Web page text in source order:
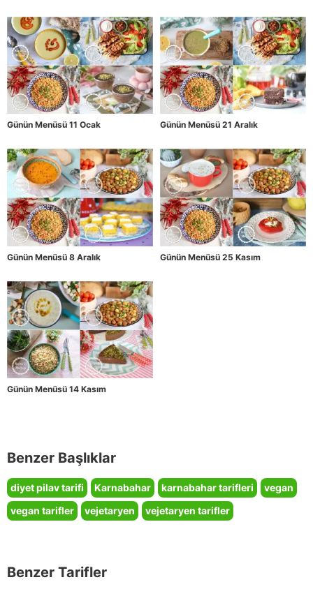
Günün Menüsü 11 Ocak Günün Menüsü 21 Aralık
Günün Menüsü 8 Aralık Günün Menüsü 25 Kasım
Günün Menüsü 14 Kasım
Benzer Başlıklar
diyet pilav tarifi Karnabahar karnabahar tarifleri
vegan
vegan tarifler
vejetaryen vejetaryen tarifler
Benzer Tarifler